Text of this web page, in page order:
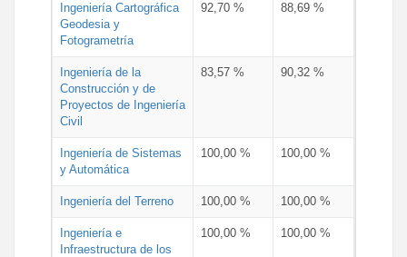
Ingeniería Cartográfica
Geodesia y
Fotogrametría
92,70 % 88,69 %
Ingeniería de la
Construcción y de
Proyectos de Ingeniería
Civil
83,57 % 90,32 %
Ingeniería de Sistemas
y Automática
100,00 % 100,00 %
Ingeniería del Terreno 100,00 % 100,00 %
Ingeniería e
Infraestructura de los
100,00 % 100,00 %